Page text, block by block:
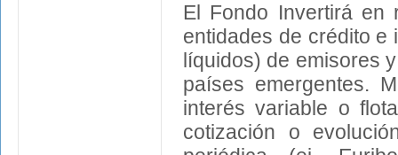
El Fondo Invertirá en
entidades de crédito e
líquidos) de emisores
países emergentes.
interés variable o
cotización o